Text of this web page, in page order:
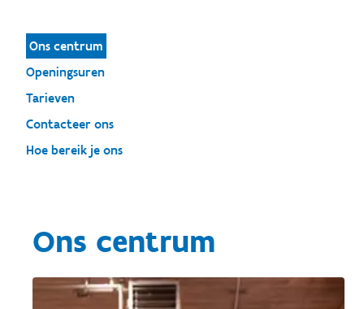
Ons centrum
Openingsuren
Tarieven
Contacteer ons
Hoe bereik je ons
Ons centrum